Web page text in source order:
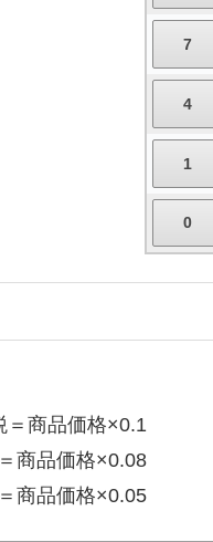
＝商品価格×0.1
商品価格×0.08
商品価格×0.05